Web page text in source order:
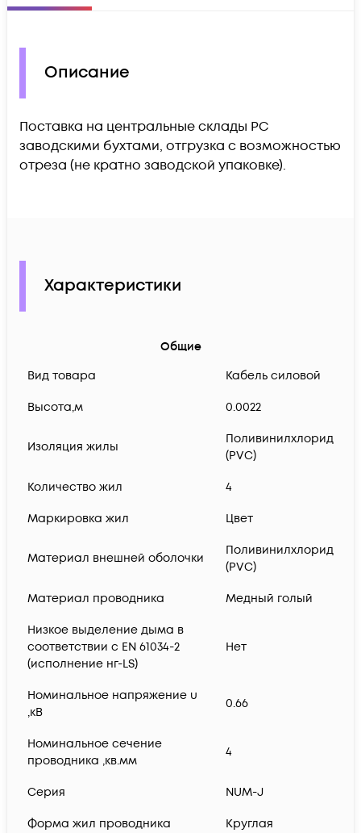
Описание
Поставка на центральные склады РС
заводскими бухтами, отгрузка с возможностью
отреза (не кратно заводской упаковке).
Характеристики
Общие
Вид товара
Кабель силовой
Высота,м 0.0022
Изоляция жилы
Поливинилхлорид
(PVC)
Количество жил 4
Маркировка жил Цвет
Материал внешней оболочки
Поливинилхлорид
(PVC)
Материал проводника Медный голый
Низкое выделение дыма в
соответствии с EN 61034-2
(исполнение нг-LS)
Нет
Номинальное напряжение u
,кВ
0.66
Номинальное сечение
проводника ,кв.мм
4
Серия NUM-J
Форма жил проводника Круглая